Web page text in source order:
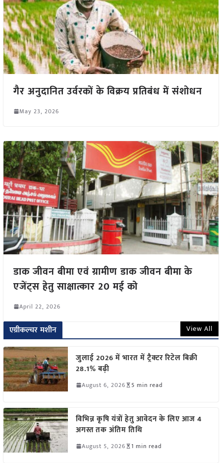
गैर अनुदानित उर्वरकों के विक्रय प्रतिबंध में संशोधन
May 23, 2026
डाक जीवन बीमा एवं ग्रामीण डाक जीवन बीमा के
एजेंट्स हेतु साक्षात्कार 20 मई को
April 22, 2026
एग्रीकल्चर मशीन View All
जुलाई 2026 में भारत में ट्रैक्टर रिटेल बिक्री
28.1% बढ़ी
August 6, 2026 5 min read
विभिन्न कृषि यंत्रों हेतु आवेदन के लिए आज 4
अगस्त तक अंतिम तिथि
August 5, 2026 1 min read